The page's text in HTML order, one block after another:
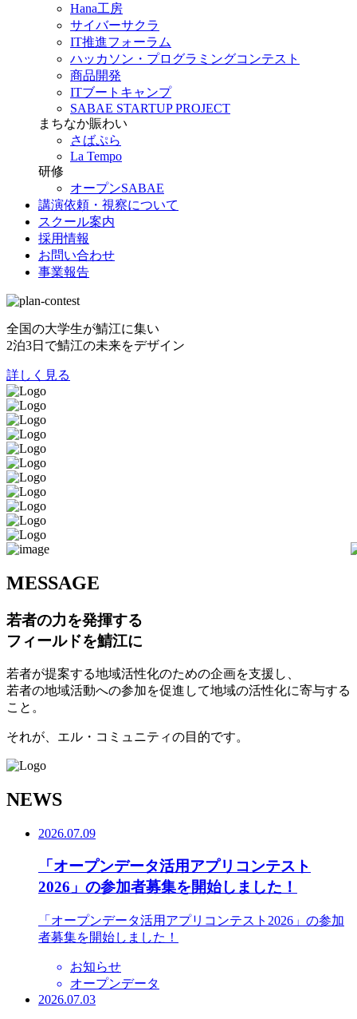
Hana工房
サイバーサクラ
IT推進フォーラム
ハッカソン・プログラミングコンテスト
商品開発
ITブートキャンプ
SABAE STARTUP PROJECT
まちなか賑わい
さばぷら
La Tempo
研修
オープンSABAE
講演依頼・視察について
スクール案内
採用情報
お問い合わせ
事業報告
全国の大学生が鯖江に集い
2泊3日で鯖江の未来をデザイン
詳しく見る
MESSAGE
若者の力を発揮する
フィールドを鯖江に
若者が提案する地域活性化のための企画を支援し、
若者の地域活動への参加を促進して地域の活性化に寄与する
こと。
それが、エル・コミュニティの目的です。
NEWS
2026.07.09
「オープンデータ活用アプリコンテスト
2026」の参加者募集を開始しました！
「オープンデータ活用アプリコンテスト2026」の参加
者募集を開始しました！
お知らせ
オープンデータ
2026.07.03